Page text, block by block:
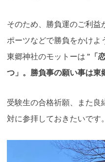
そのため、勝負運のご利益
ポーツなどで勝負をかけよ
東郷神社のモットーは ” 「
つ」。勝負事の願い事は東
受験生の合格祈願、また
対に参拝しておきたいです。